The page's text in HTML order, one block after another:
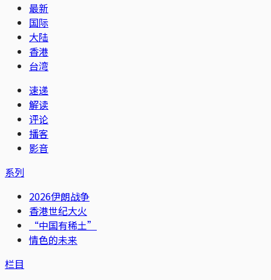
最新
国际
大陆
香港
台湾
速递
解读
评论
播客
影音
系列
2026伊朗战争
香港世纪大火
“中国有稀土”
情色的未来
栏目